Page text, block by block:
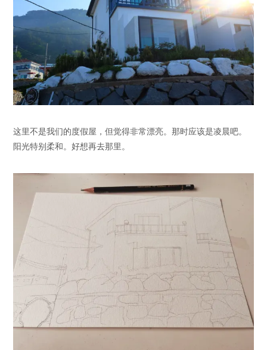
这里不是我们的度假屋，但觉得非常漂亮。那时应该是凌晨吧。
阳光特别柔和。好想再去那里。